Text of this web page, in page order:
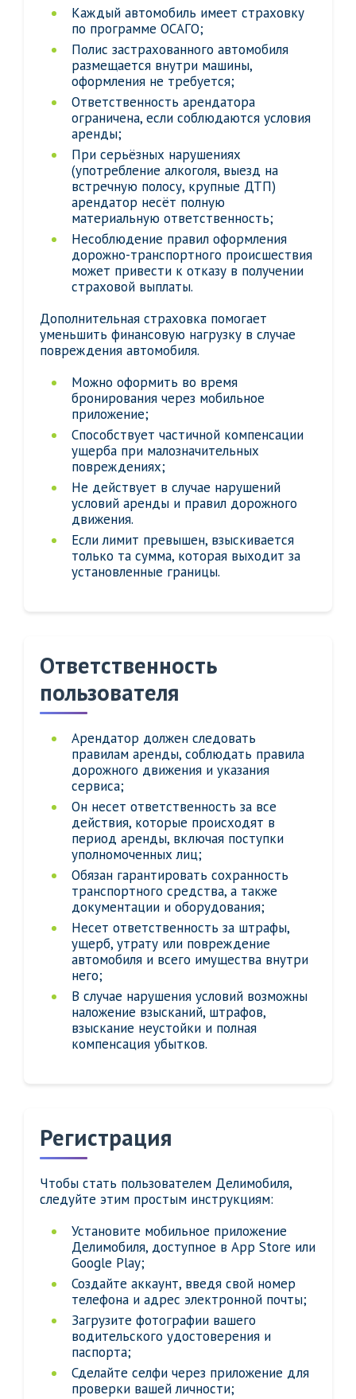
Каждый автомобиль имеет страховку
по программе ОСАГО;
Полис застрахованного автомобиля
размещается внутри машины,
оформления не требуется;
Ответственность арендатора
ограничена, если соблюдаются условия
аренды;
При серьёзных нарушениях
(употребление алкоголя, выезд на
встречную полосу, крупные ДТП)
арендатор несёт полную
материальную ответственность;
Несоблюдение правил оформления
дорожно-транспортного происшествия
может привести к отказу в получении
страховой выплаты.
Дополнительная страховка помогает
уменьшить финансовую нагрузку в случае
повреждения автомобиля.
Можно оформить во время
бронирования через мобильное
приложение;
Способствует частичной компенсации
ущерба при малозначительных
повреждениях;
Не действует в случае нарушений
условий аренды и правил дорожного
движения.
Если лимит превышен, взыскивается
только та сумма, которая выходит за
установленные границы.
Ответственность
пользователя
Арендатор должен следовать
правилам аренды, соблюдать правила
дорожного движения и указания
сервиса;
Он несет ответственность за все
действия, которые происходят в
период аренды, включая поступки
уполномоченных лиц;
Обязан гарантировать сохранность
транспортного средства, а также
документации и оборудования;
Несет ответственность за штрафы,
ущерб, утрату или повреждение
автомобиля и всего имущества внутри
него;
В случае нарушения условий возможны
наложение взысканий, штрафов,
взыскание неустойки и полная
компенсация убытков.
Регистрация
Чтобы стать пользователем Делимобиля,
следуйте этим простым инструкциям:
Установите мобильное приложение
Делимобиля, доступное в App Store или
Google Play;
Создайте аккаунт, введя свой номер
телефона и адрес электронной почты;
Загрузите фотографии вашего
водительского удостоверения и
паспорта;
Сделайте селфи через приложение для
проверки вашей личности;